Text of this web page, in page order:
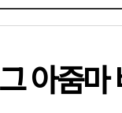
아줌마